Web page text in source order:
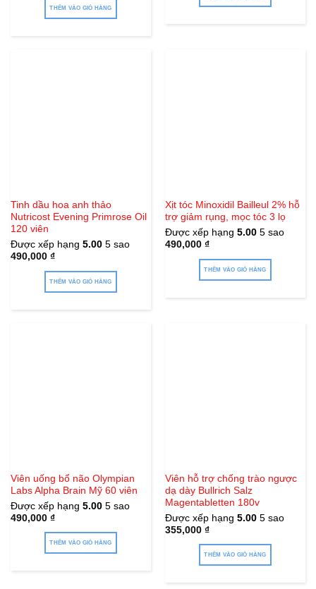
THÊM VÀO GIỎ HÀNG
Tinh dầu hoa anh thảo
Nutricost Evening Primrose Oil
120 viên
Được xếp hạng 5.005 sao
490,000 ₫
THÊM VÀO GIỎ HÀNG
Xịt tóc Minoxidil Bailleul 2% hỗ
trợ giảm rụng, mọc tóc 3 lọ
Được xếp hạng 5.005 sao
490,000 ₫
THÊM VÀO GIỎ HÀNG
Viên uống bổ não Olympian
Labs Alpha Brain Mỹ 60 viên
Được xếp hạng 5.005 sao
490,000 ₫
THÊM VÀO GIỎ HÀNG
Viên hỗ trợ chống trào ngược
dạ dày Bullrich Salz
Magentabletten 180v
Được xếp hạng 5.005 sao
355,000 ₫
THÊM VÀO GIỎ HÀNG